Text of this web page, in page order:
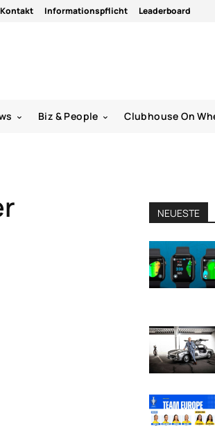
Informationspflicht Leaderboard
Biz & People Clubhouse On
NEUESTE